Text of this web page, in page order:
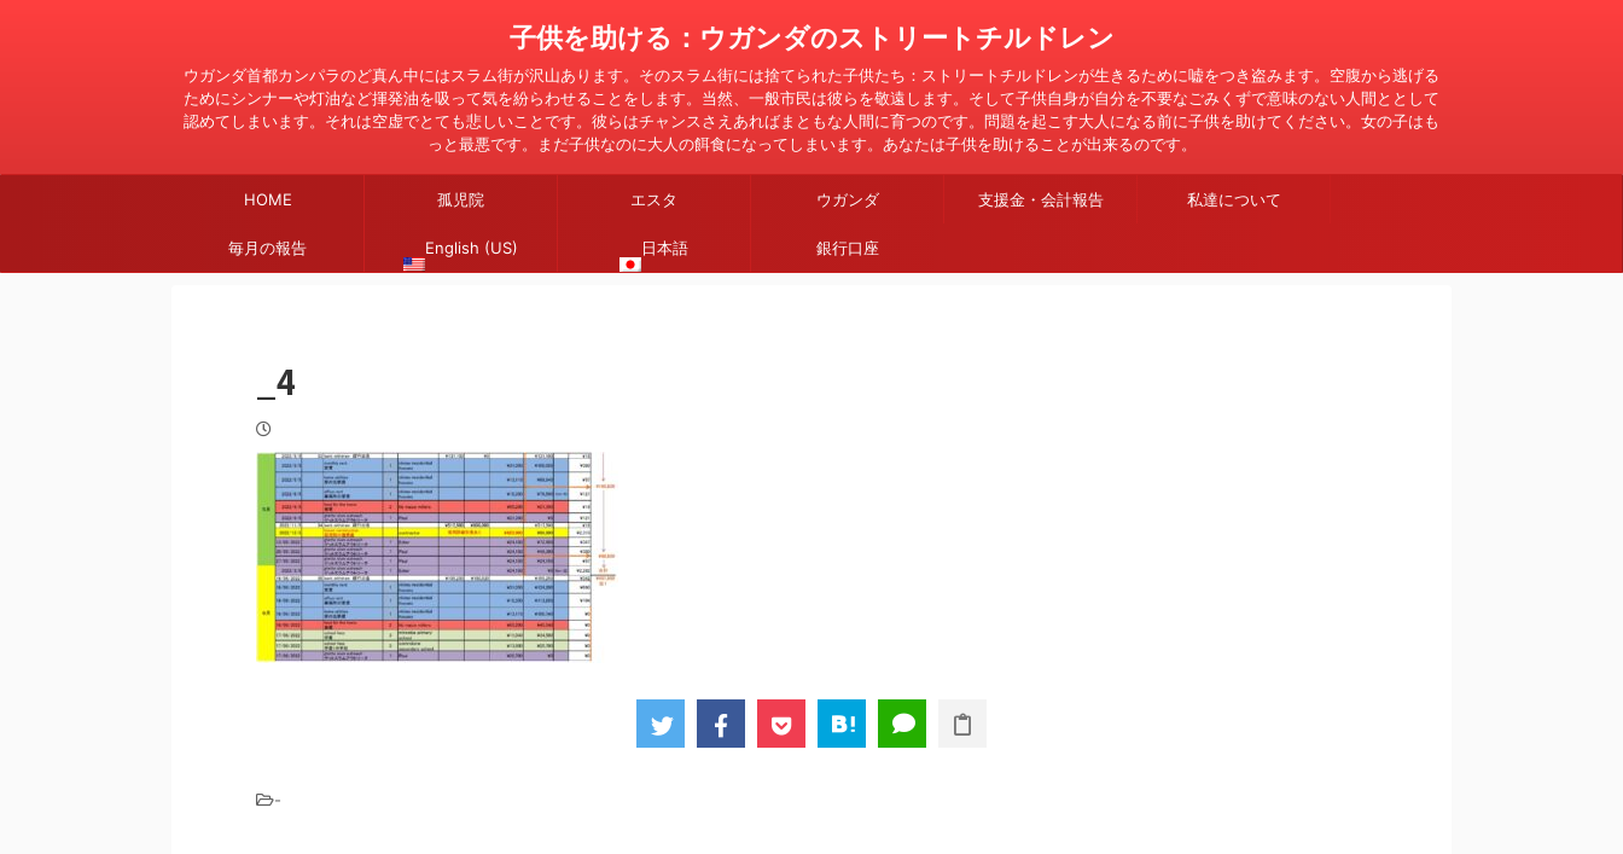
子供を助ける：ウガンダのストリートチルドレン
ウガンダ首都カンパラのど真ん中にはスラム街が沢山あります。そのスラム街には捨てられた子供たち：ストリートチルドレンが生きるために嘘をつき盗みます。空腹から逃げる
ためにシンナーや灯油など揮発油を吸って気を紛らわせることをします。当然、一般市民は彼らを敬遠します。そして子供自身が自分を不要なごみくずで意味のない人間ととして
認めてしまいます。それは空虚でとても悲しいことです。彼らはチャンスさえあればまともな人間に育つのです。問題を起こす大人になる前に子供を助けてください。女の子はも
っと最悪です。まだ子供なのに大人の餌食になってしまいます。あなたは子供を助けることが出来るのです。
HOME 孤児院 エスタ ウガンダ 支援金・会計報告 私達について
毎月の報告 English (US) 日本語 銀行口座
_4
-